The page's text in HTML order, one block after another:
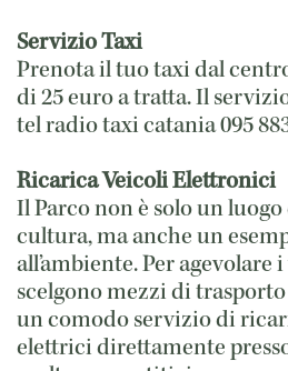
Servizio Taxi
Prenota il tuo taxi dal
di 25 euro a tratta. Il
tel radio taxi catania 095
Ricarica Veicoli Elettronici
Il Parco non è solo un
cultura, ma anche un
all’ambiente. Per
scelgono mezzi di
un comodo servizio di
elettrici direttamente